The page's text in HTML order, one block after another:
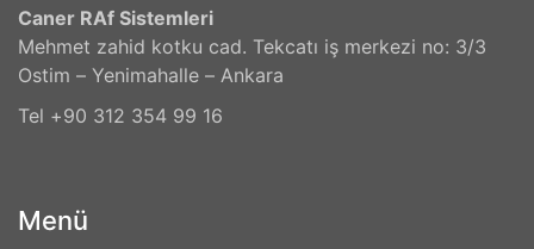
Caner RAf Sistemleri
Mehmet zahid kotku cad. Tekcatı iş merkezi no: 3/3
Ostim – Yenimahalle – Ankara
Tel +90 312 354 99 16
Menü